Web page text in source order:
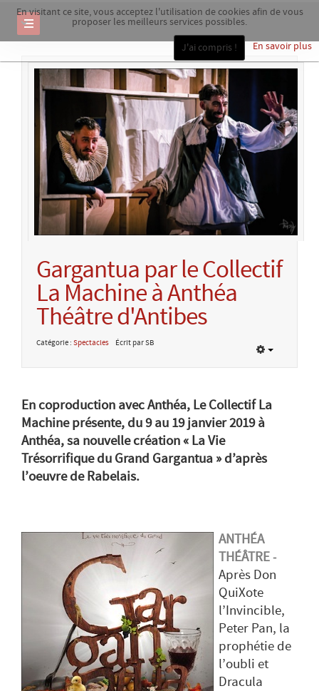
En visitant ce site, vous acceptez l'utilisation de cookies afin de vous
proposer les meilleurs services possibles.
En savoir plus
J'ai compris !
Gargantua par le Collectif
La Machine à Anthéa
Théâtre d'Antibes
Catégorie : Spectacles Écrit par SB
En coproduction avec Anthéa, Le Collectif La
Machine présente, du 9 au 19 janvier 2019 à
Anthéa, sa nouvelle création « La Vie
Trésorrifique du Grand Gargantua » d’après
l’oeuvre de Rabelais.
ANTHÉA
THÉÂTRE-
Après Don
QuiXote
l’Invincible,
Peter Pan, la
prophétie de
l’oubli et
Dracula